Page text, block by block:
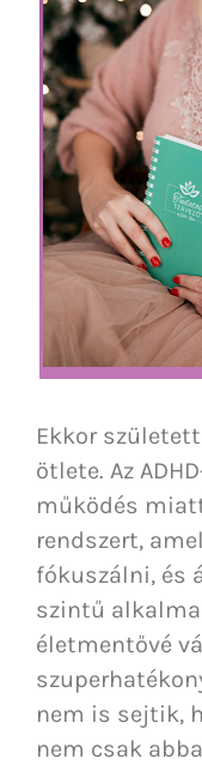
Ekkor
ötlete. Az
működés
rendszert,
fókuszálni, és
szintű
életmentővé
nem is sejtik,
nem csak